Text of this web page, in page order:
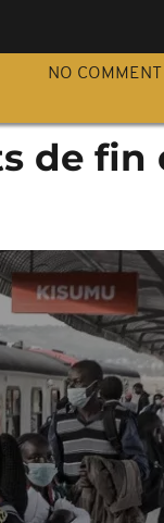
NO COMMENT
de fin